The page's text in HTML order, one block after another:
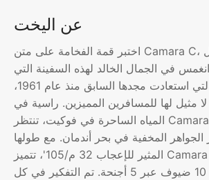
عن اليخت
اختبر قمة الفخامة على متن Camara C، يخت رائع للرجال
انغمس في الجمال الخالد لهذه السفينة التي
تم ترميمها بدقة، والتي استعادت مجدها السابق منذ عام 1961،
مثيل لها للمسافرين المميزين. راسية في
المياه الساحرة في فوكيت، تنتظر Camara C لتأخذك في
المخفية في بحر أندمان. مع طولها
المثير للإعجاب 32 م/105'، تتميز Camara C بإقامة فسيحة
وفاخرة تصل إلى 10 ضيوف عبر 5 أجنحة. تم التفكير في كل